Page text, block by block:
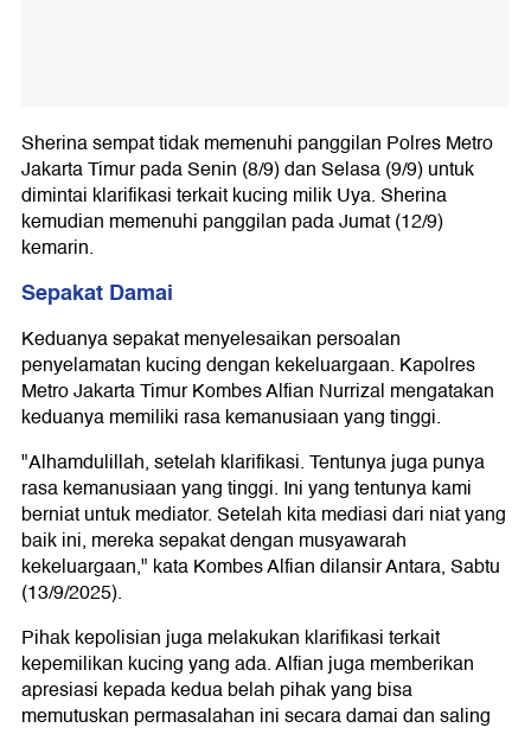
Sherina sempat tidak memenuhi panggilan Polres Metro
Jakarta Timur pada Senin (8/9) dan Selasa (9/9) untuk
dimintai klarifikasi terkait kucing milik Uya. Sherina
kemudian memenuhi panggilan pada Jumat (12/9)
kemarin.
Sepakat Damai
Keduanya sepakat menyelesaikan persoalan
penyelamatan kucing dengan kekeluargaan. Kapolres
Metro Jakarta Timur Kombes Alfian Nurrizal mengatakan
keduanya memiliki rasa kemanusiaan yang tinggi.
"Alhamdulillah, setelah klarifikasi. Tentunya juga punya
rasa kemanusiaan yang tinggi. Ini yang tentunya kami
berniat untuk mediator. Setelah kita mediasi dari niat yang
baik ini, mereka sepakat dengan musyawarah
kekeluargaan," kata Kombes Alfian dilansir Antara, Sabtu
(13/9/2025).
Pihak kepolisian juga melakukan klarifikasi terkait
kepemilikan kucing yang ada. Alfian juga memberikan
apresiasi kepada kedua belah pihak yang bisa
memutuskan permasalahan ini secara damai dan saling